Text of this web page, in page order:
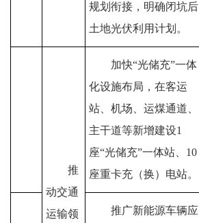
规划衔接，明确闭坑后
土地光伏利用计划。
推
动交通
运输领
加快“光储充”一体
化设施布局，在客运
站、机场、运煤通道、
主干道等新增建设1
座“光储充”一体站、 10
座重卡充（换）电站。
推广新能源车辆应